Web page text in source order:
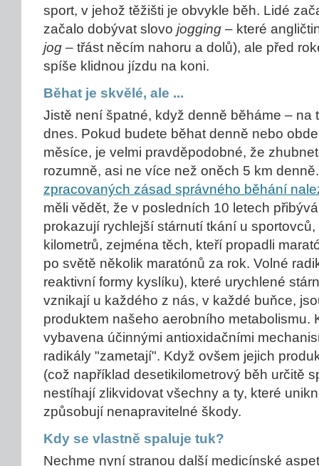
sport, v jehož těžišti je obvykle běh. Lidé
začalo dobývat slovo jogging – které
jog – třást něcím nahoru a dolů), ale před
spíše klidnou jízdu na koni.
Běhat je skvělé, ale ...
Jistě není špatné, když denně běháme – na
dnes. Pokud budete běhat denně nebo
měsíce, je velmi pravděpodobné, že
rozumně, asi ne více než oněch 5 km
zpracovaných zásad správného běhání
měli vědět, že v posledních 10 letech
prokazují rychlejší stárnutí tkání u
kilometrů, zejména těch, kteří propadli
po světě několik maratónů za rok. Volné
reaktivní formy kyslíku), které urychlené
vznikají u každého z nás, v každé buňce,
produktem našeho aerobního metabolismu.
vybavena účinnými antioxidačními
radikály "zametají". Když ovšem jejich
(což například desetikilometrový běh určitě
nestíhají zlikvidovat všechny a ty, které
způsobují nenapravitelné škody.
Kdy se vlastně spaluje tuk?
Nechme nyní stranou další medicínské